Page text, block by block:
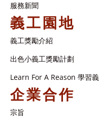
服務新聞
義工園地
義工獎勵介紹
出色小義工獎勵計劃
Learn For A Reason 學習義
企業合作
宗旨